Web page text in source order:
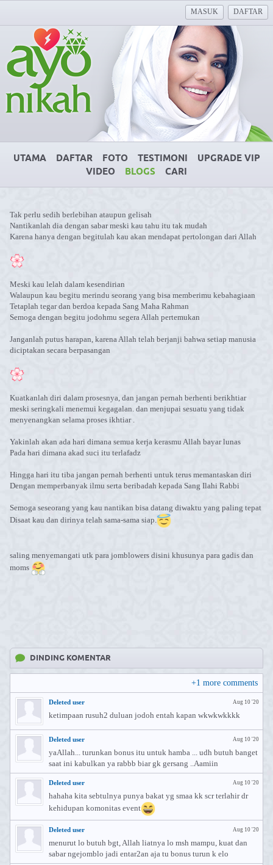
MASUK DAFTAR
UTAMA DAFTAR FOTO TESTIMONI
UPGRADE VIP
VIDEO
BLOGS CARI
Tak perlu sedih berlebihan ataupun gelisah
Nantikanlah dia dengan sabar meski kau tahu itu tak mudah
Karena hanya dengan begitulah kau akan mendapat pertolongan dari Allah
Meski kau lelah dalam kesendirian
Walaupun kau begitu merindu seorang yang bisa memberimu kebahagiaan
Tetaplah tegar dan berdoa kepada Sang Maha Rahman
Semoga dengan begitu jodohmu segera Allah pertemukan
Janganlah putus harapan, karena Allah telah berjanji bahwa setiap manusia
diciptakan secara berpasangan
Kuatkanlah diri dalam prosesnya, dan jangan pernah berhenti berikhtiar
meski seringkali menemui kegagalan. dan menjupai sesuatu yang tidak
menyenangkan selama proses ikhtiar .
Yakinlah akan ada hari dimana semua kerja kerasmu Allah bayar lunas
Pada hari dimana akad suci itu terlafadz
Hingga hari itu tiba jangan pernah berhenti untuk terus memantaskan diri
Dengan memperbanyak ilmu serta beribadah kepada Sang Ilahi Rabbi
Semoga seseorang yang kau nantikan bisa datang diwaktu yang paling tepat
Disaat kau dan dirinya telah sama-sama siap.
saling menyemangati utk para jomblowers disini khusunya para gadis dan
moms
DINDING KOMENTAR
+1 more comments
Aug 10 '20
Deleted user
ketimpaan rusuh2 duluan jodoh entah kapan wkwkwkkkk
Aug 10 '20
Deleted user
yaAllah... turunkan bonus itu untuk hamba ... udh butuh banget
saat ini kabulkan ya rabbb biar gk gersang ..Aamiin
Aug 10 '20
Deleted user
hahaha kita sebtulnya punya bakat yg smaa kk scr terlahir dr
kehidupan komonitas event
Aug 10 '20
Deleted user
menurut lo butuh bgt, Allah liatnya lo msh mampu, kuat dan
sabar ngejomblo jadi entar2an aja tu bonus turun k elo